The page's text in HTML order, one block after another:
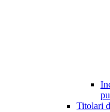
Titolari